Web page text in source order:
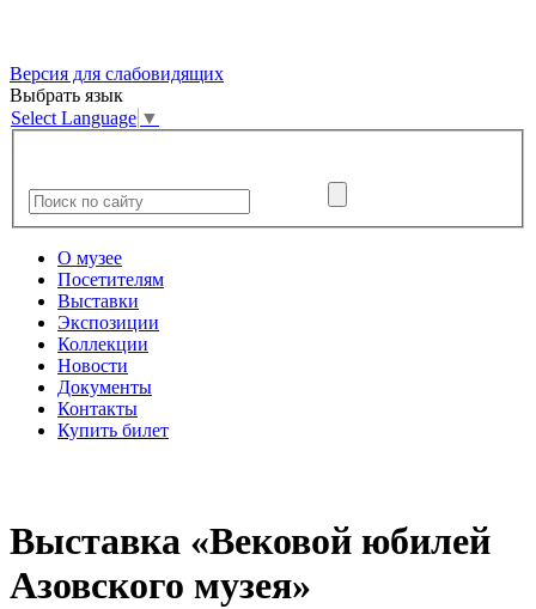
Версия для слабовидящих
Выбрать язык
Select Language ▼
О музее
Посетителям
Выставки
Экспозиции
Коллекции
Новости
Документы
Контакты
Купить билет
Выставка «Вековой юбилей
Азовского музея»